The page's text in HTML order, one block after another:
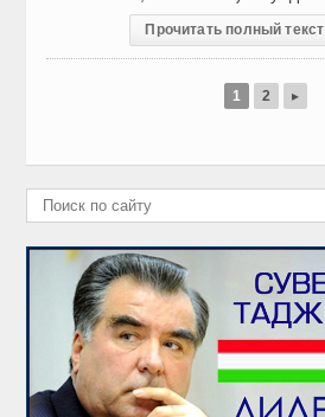
Прочитать полный текст
1 2 ▸